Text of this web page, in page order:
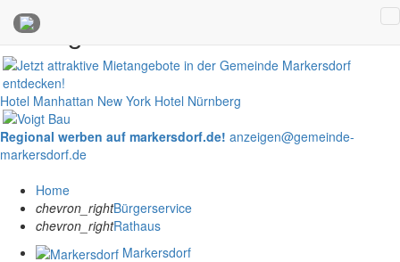
Anzeigen
Hotel Manhattan New York Hotel Nürnberg
Regional werben auf markersdorf.de! anzeigen@gemeinde-
markersdorf.de
Home
chevron_rightBürgerservice
chevron_rightRathaus
Markersdorf